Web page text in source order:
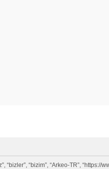
“bizim”, “Arkeo-TR”,